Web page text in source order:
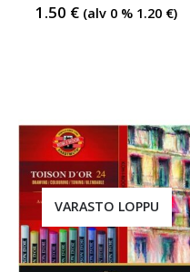
1.50 € (alv 0 % 1.20 €)
VARASTO LOPPU